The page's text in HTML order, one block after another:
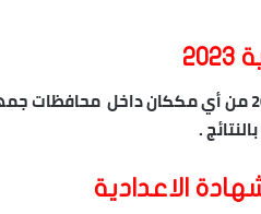
يمكنك الحصول على نتيجة الاعدادية 2023 من أي
.
الاعدادية